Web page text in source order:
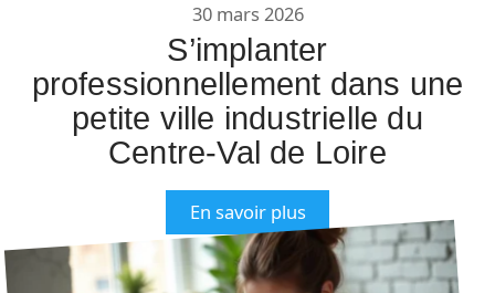
30 mars 2026
S’implanter
professionnellement dans une
petite ville industrielle du
Centre-Val de Loire
En savoir plus